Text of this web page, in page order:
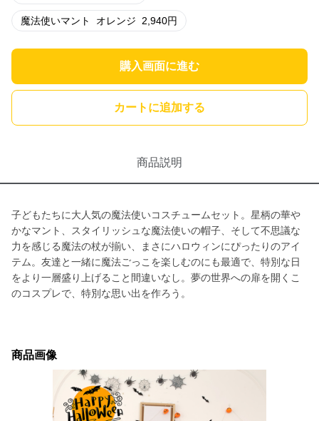
魔法使いマント オレンジ 2,940円
購入画面に進む
カートに追加する
商品説明
子どもたちに大人気の魔法使いコスチュームセット。星柄の華や
かなマント、スタイリッシュな魔法使いの帽子、そして不思議な
力を感じる魔法の杖が揃い、まさにハロウィンにぴったりのアイ
テム。友達と一緒に魔法ごっこを楽しむのにも最適で、特別な日
をより一層盛り上げること間違いなし。夢の世界への扉を開くこ
のコスプレで、特別な思い出を作ろう。
商品画像